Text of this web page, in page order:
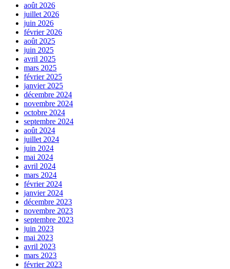
août 2026
juillet 2026
juin 2026
février 2026
août 2025
juin 2025
avril 2025
mars 2025
février 2025
janvier 2025
décembre 2024
novembre 2024
octobre 2024
septembre 2024
août 2024
juillet 2024
juin 2024
mai 2024
avril 2024
mars 2024
février 2024
janvier 2024
décembre 2023
novembre 2023
septembre 2023
juin 2023
mai 2023
avril 2023
mars 2023
février 2023